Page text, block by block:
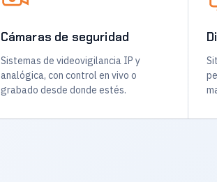
Cámaras de seguridad
Sistemas de videovigilancia IP y
analógica, con control en vivo o
grabado desde donde estés.